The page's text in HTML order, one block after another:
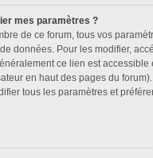
mes paramètres ?
de ce forum, tous vos
données. Pour les modifier,
ce lien est accessible
en haut des pages du
tous les paramètres et